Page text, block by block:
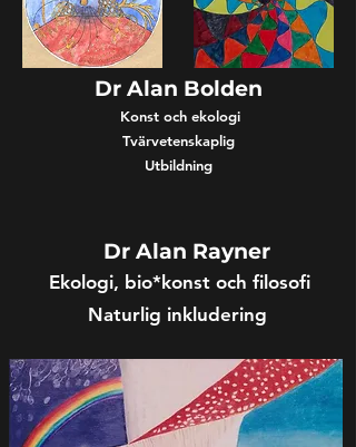
Dr Alan Bolden
Konst och ekologi
Tvärvetenskaplig
Utbildning
Dr Alan Rayner
Ekologi, bio*konst och filosofi
Naturlig inkludering